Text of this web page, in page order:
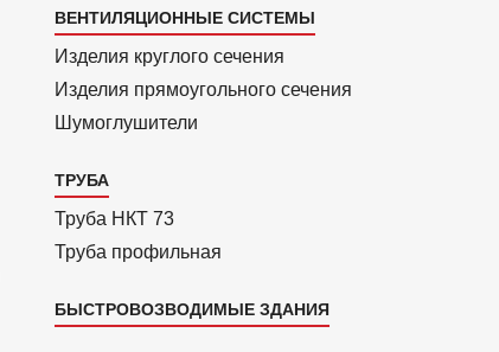
Каталог
4
ВЕНТИЛЯЦИОННЫЕ СИСТЕМЫ
Изделия круглого сечения
Изделия прямоуголь­ного сечения
Шумоглушители
ТРУБА
Труба НКТ 73
Труба профильная
БЫСТРОВОЗВОДИМЫЕ ЗДАНИЯ